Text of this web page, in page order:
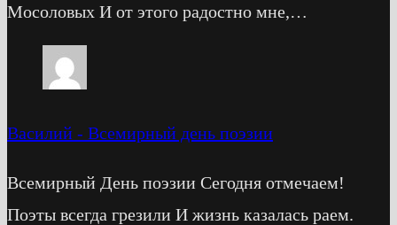
Мосоловых И от этого радостно мне,…
Василий - Всемирный день поэзии
Всемирный День поэзии Сегодня отмечаем!
Поэты всегда грезили И жизнь казалась раем.